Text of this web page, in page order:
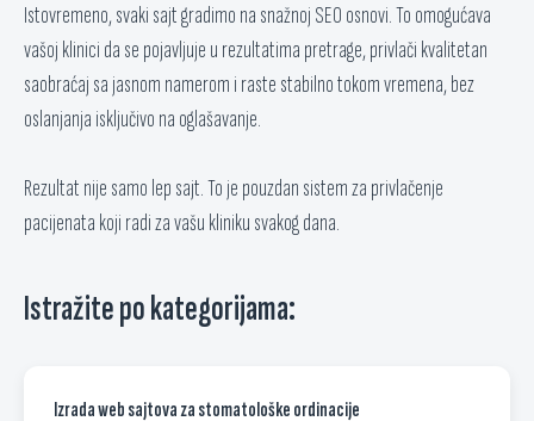
Istovremeno, svaki sajt gradimo na snažnoj SEO osnovi. To omogućava
vašoj klinici da se pojavljuje u rezultatima pretrage, privlači kvalitetan
saobraćaj sa jasnom namerom i raste stabilno tokom vremena, bez
oslanjanja isključivo na oglašavanje.
Rezultat nije samo lep sajt. To je pouzdan sistem za privlačenje
pacijenata koji radi za vašu kliniku svakog dana.
Istražite po kategorijama:
Izrada web sajtova za stomatološke ordinacije